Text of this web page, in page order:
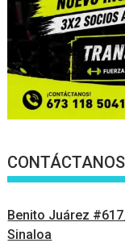
CONTÁCTANOS
Benito Juárez
Sinaloa